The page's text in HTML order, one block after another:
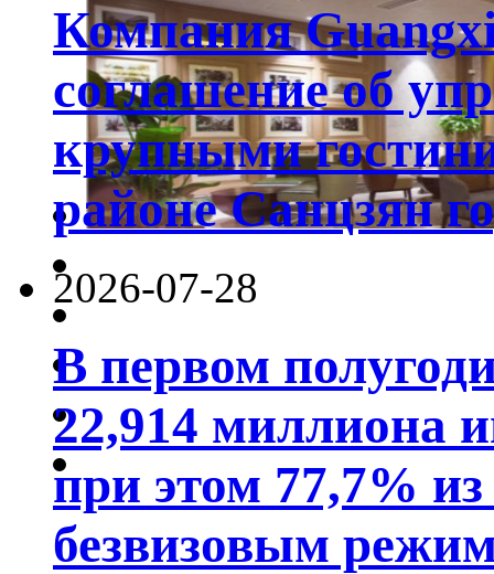
Компания
соглашение об
крупными
районе Санцзян
2026-07-28
В первом
22,914 миллиона
при этом 77,7%
безвизовым